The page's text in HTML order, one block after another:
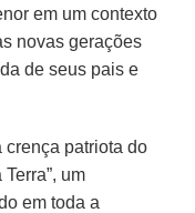
em um contexto
novas gerações
de seus pais e
crença patriota do
um
em toda a